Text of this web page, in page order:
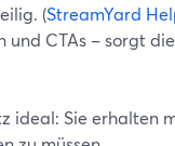
(StreamYard
CTAs – sorgt
ideal: Sie erhalten